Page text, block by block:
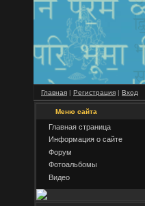
Главная | Регистрация | Вход
Меню сайта
Главная страница
Информация о сайте
Форум
Фотоальбомы
Видео